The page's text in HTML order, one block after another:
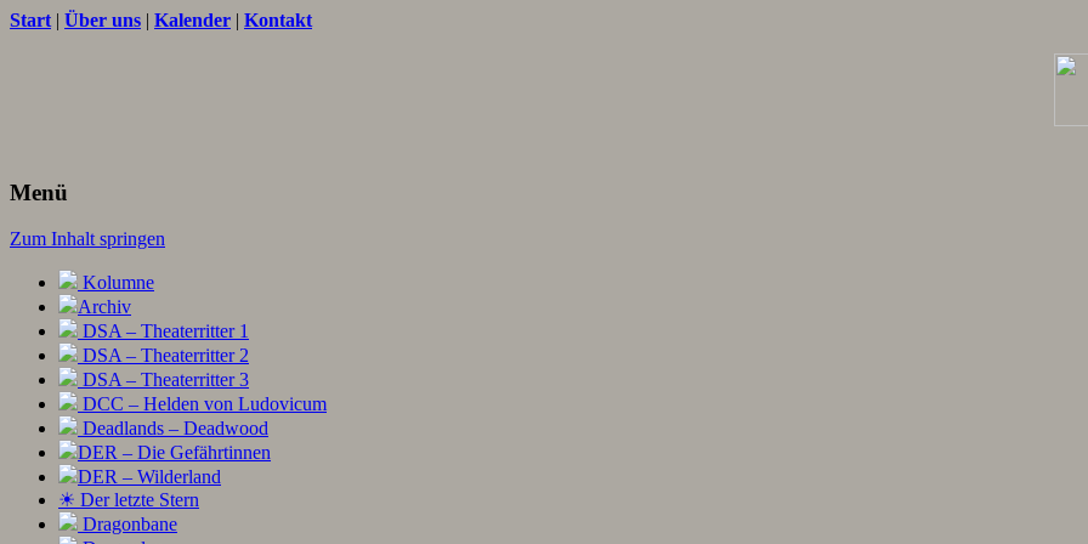
Start | Über uns | Kalender | Kontakt
Menü
Zum Inhalt springen
Kolumne
Archiv
DSA – Theaterritter 1
DSA – Theaterritter 2
DSA – Theaterritter 3
DCC – Helden von Ludovicum
Deadlands – Deadwood
DER – Die Gefährtinnen
DER – Wilderland
☀ Der letzte Stern
Dragonbane